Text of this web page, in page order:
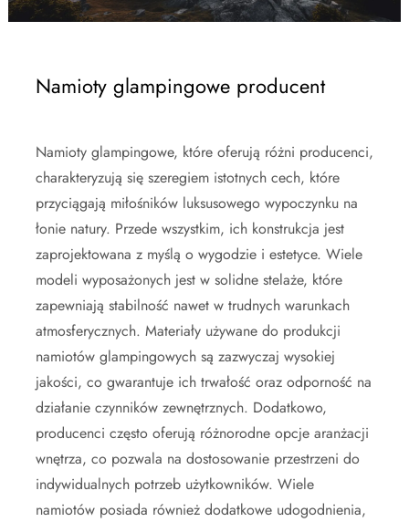
Namioty glampingowe producent
Namioty glampingowe, które oferują różni producenci,
charakteryzują się szeregiem istotnych cech, które
przyciągają miłośników luksusowego wypoczynku na
łonie natury. Przede wszystkim, ich konstrukcja jest
zaprojektowana z myślą o wygodzie i estetyce. Wiele
modeli wyposażonych jest w solidne stelaże, które
zapewniają stabilność nawet w trudnych warunkach
atmosferycznych. Materiały używane do produkcji
namiotów glampingowych są zazwyczaj wysokiej
jakości, co gwarantuje ich trwałość oraz odporność na
działanie czynników zewnętrznych. Dodatkowo,
producenci często oferują różnorodne opcje aranżacji
wnętrza, co pozwala na dostosowanie przestrzeni do
indywidualnych potrzeb użytkowników. Wiele
namiotów posiada również dodatkowe udogodnienia,